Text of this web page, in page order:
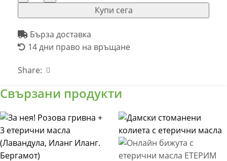
Купи сега
Бърза доставка
14 дни право на връщане
Share:
Свързани продукти